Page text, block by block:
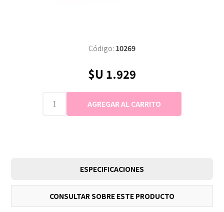
Código: 10269
$U 1.929
ESPECIFICACIONES
CONSULTAR SOBRE ESTE PRODUCTO